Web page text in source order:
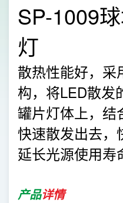
SP-1009
灯
散热性能好，采
构，将LED散发
罐片灯体上，结
快速散发出去，
延长光源使用寿
产品详情